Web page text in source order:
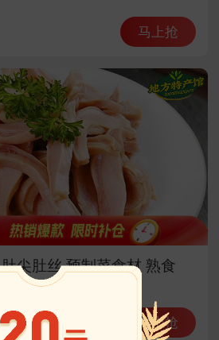
马上抢
尖肚丝 预制菜食材 熟食
马上抢